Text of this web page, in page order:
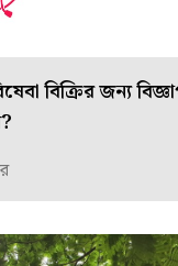
বিক্রির জন্য